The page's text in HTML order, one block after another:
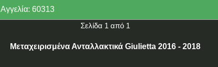
Αγγελία: 60313
Σελίδα 1 από 1
Μεταχειρισμένα Ανταλλακτικά Giulietta 2016 - 2018